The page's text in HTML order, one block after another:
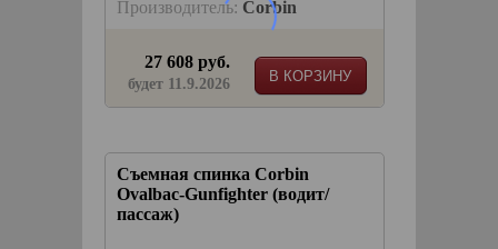
Производитель: Corbin
В КОРЗИНУ
27 608 руб.
будет 11.9.2026
Съемная спинка Corbin
Ovalbac-Gunfighter (водит/
пассаж)